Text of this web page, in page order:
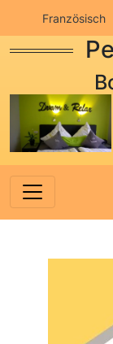
Französisch